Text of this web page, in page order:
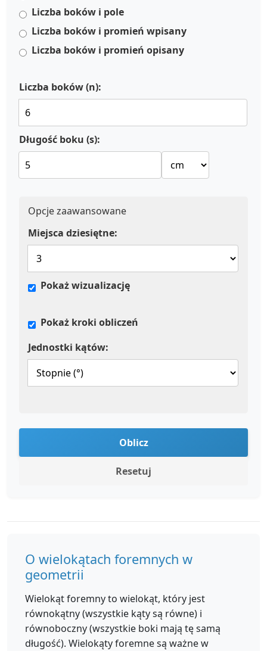
Liczba boków i pole
Liczba boków i promień wpisany
Liczba boków i promień opisany
Liczba boków (n):
Długość boku (s):
Opcje zaawansowane
Miejsca dziesiętne:
Pokaż wizualizację
Pokaż kroki obliczeń
Jednostki kątów:
Oblicz
Resetuj
O wielokątach foremnych w
geometrii
Wielokąt foremny to wielokąt, który jest
równokątny (wszystkie kąty są równe) i
równoboczny (wszystkie boki mają tę samą
długość). Wielokąty foremne są ważne w